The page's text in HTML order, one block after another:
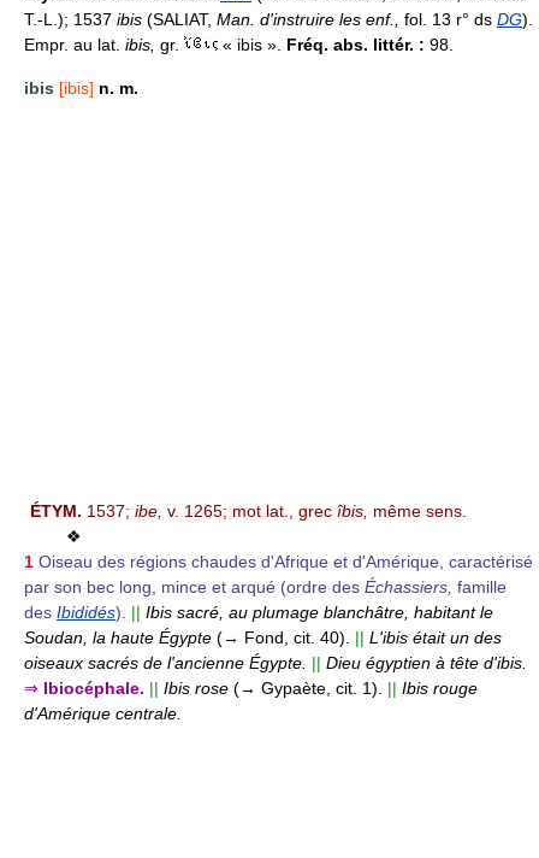
T.-L.); 1537 ibis (SALIAT, Man. d'instruire les enf., fol. 13 r° ds DG).
Empr. au lat. ibis, gr. « ibis ». Fréq. abs. littér. : 98.
ibis [ibis] n. m.
ÉTYM. 1537; ibe, v. 1265; mot lat., grec îbis, même sens.
❖
1 Oiseau des régions chaudes d'Afrique et d'Amérique, caractérisé
par son bec long, mince et arqué (ordre des Échassiers, famille
des Ibididés). || Ibis sacré, au plumage blanchâtre, habitant le
Soudan, la haute Égypte (→ Fond, cit. 40). || L'ibis était un des
oiseaux sacrés de l'ancienne Égypte. || Dieu égyptien à tête d'ibis.
⇒ Ibiocéphale. || Ibis rose (→ Gypaète, cit. 1). || Ibis rouge
d'Amérique centrale.